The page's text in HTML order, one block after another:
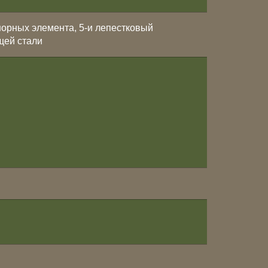
элемента, 5-и лепестковый
стали